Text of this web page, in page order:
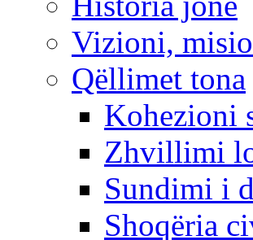
Vizioni,
Qëllimet tona
Kohezioni
Zhvillimi
Sundimi i
Shoqëria